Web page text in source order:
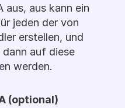
aus, aus kann ein
jeden der von
erstellen, und
dann auf diese
werden.
(optional)